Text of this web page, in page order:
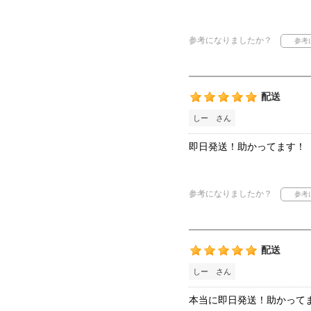
参考になりましたか？
配送
しー さん
即日発送！助かってます！
参考になりましたか？
配送
しー さん
本当に即日発送！助かって